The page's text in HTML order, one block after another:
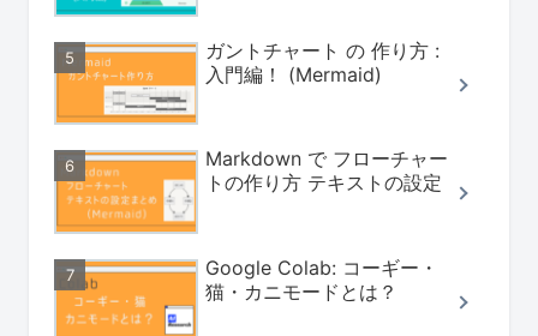
ガントチャート の 作り方 :
入門編！ (Mermaid)
Markdown で フローチャー
トの作り方 テキストの設定
Google Colab: コーギー・
猫・カニモードとは？